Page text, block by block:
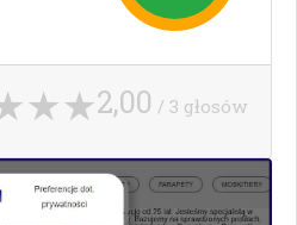
2,00 / 3 głosów